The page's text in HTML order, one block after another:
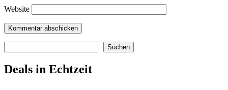
Website
Suchen
Deals in Echtzeit